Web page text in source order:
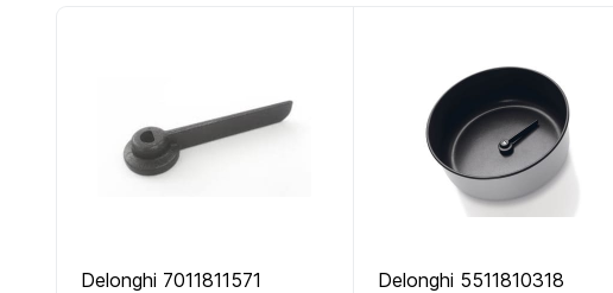
Delonghi 7011811571 Delonghi 5511810318